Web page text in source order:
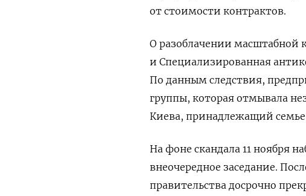
от стоимости контрактов.
О разоблачении масштабной
и Специализированная
По данным следствия,
группы, которая отмывала
Киева, принадлежащий семье
На фоне скандала 11 ноября
внеочередное заседание.
правительства досрочно